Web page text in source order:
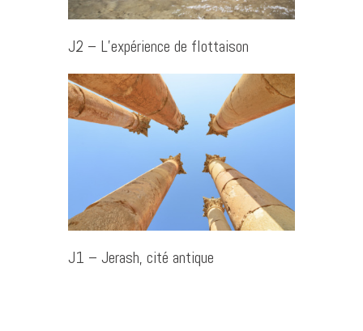
J2 – L’expérience de flottaison
J1 – Jerash, cité antique